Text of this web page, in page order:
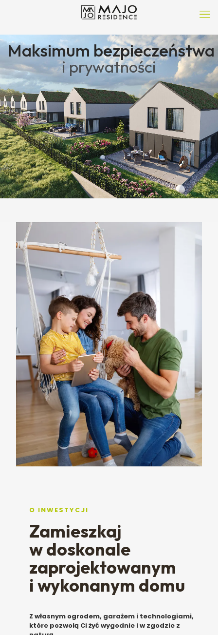
Maksimum bezpieczeństwa
i prywatności
O INWESTYCJI
Zamieszkaj
w doskonale
zaprojektowanym
i wykonanym domu
Z własnym ogrodem, garażem i technologiami,
które pozwolą Ci żyćwygodnie i w zgodzie z